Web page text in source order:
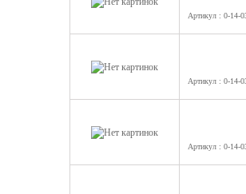
Артикул : 0-14-
Артикул : 0-14-
Артикул : 0-14-